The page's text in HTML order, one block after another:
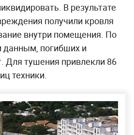
В результате
получили кровля
внутри помещения. По
данным, погибших и
Для тушения привлекли 86
техники.